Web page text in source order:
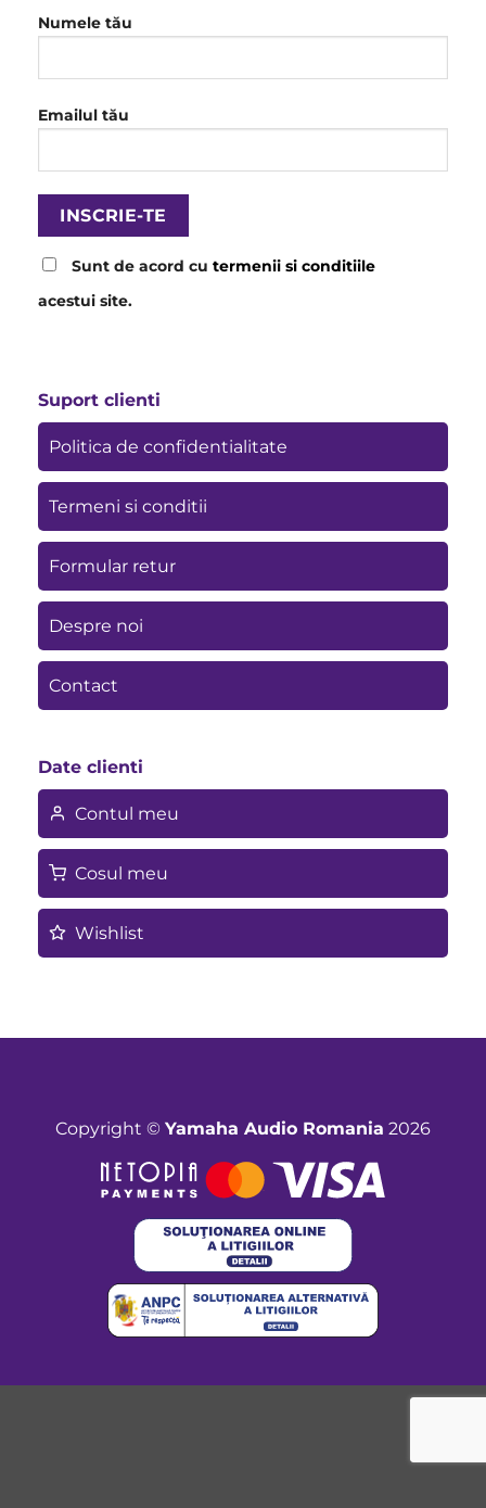
Numele tău
Emailul tău
Sunt de acord cu termenii si conditiile
acestui site.
Suport clienti
Politica de confidentialitate
Termeni si conditii
Formular retur
Despre noi
Contact
Date clienti
Contul meu
Cosul meu
Wishlist
Copyright © Yamaha Audio Romania 2026